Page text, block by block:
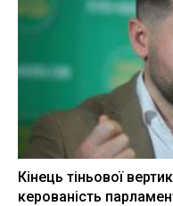
Кінець тіньової
керованість